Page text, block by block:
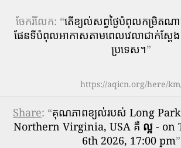
ចែករំលែក: “តើ​ខ្យល់​សព្វថ្ងៃ​បំពុល​កម្រិត​
ផែនទីបំពុលអាកាសតាមពេលវេលាជាក់ស្តែ
ប្រទេស។”
https://aqicn.org/here/
Share: “គុណភាពខ្យល់របស់ Long
Northern Virginia, USA គឺ ល្អ- on
6th 2026, 17:00 pm”